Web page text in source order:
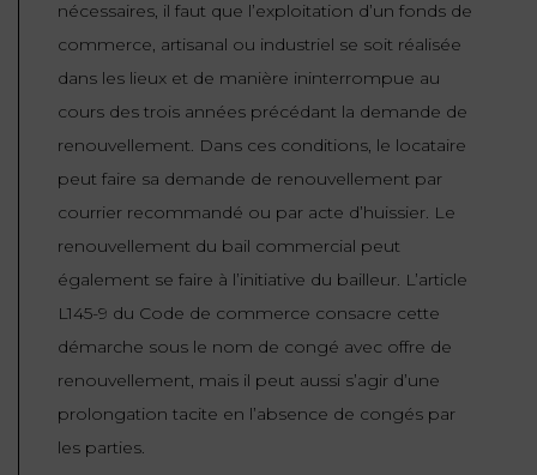
nécessaires, il faut que l’exploitation d’un fonds de
commerce, artisanal ou industriel se soit réalisée
dans les lieux et de manière ininterrompue au
cours des trois années précédant la demande de
renouvellement. Dans ces conditions, le locataire
peut faire sa demande de renouvellement par
courrier recommandé ou par acte d’huissier. Le
renouvellement du bail commercial peut
également se faire à l’initiative du bailleur. L’article
L145-9 du Code de commerce consacre cette
démarche sous le nom de congé avec offre de
renouvellement, mais il peut aussi s’agir d’une
prolongation tacite en l’absence de congés par
les parties.